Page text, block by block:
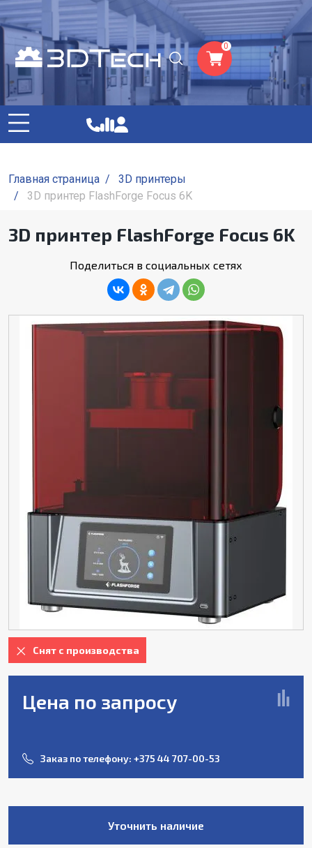
0
Главная страница /
3D принтеры
/
3D принтер FlashForge Focus 6K
3D принтер FlashForge Focus 6K
Поделиться в социальных сетях
Снят с производства
Цена по запросу
Заказ по телефону: +375 44 707-00-53
Уточнить наличие